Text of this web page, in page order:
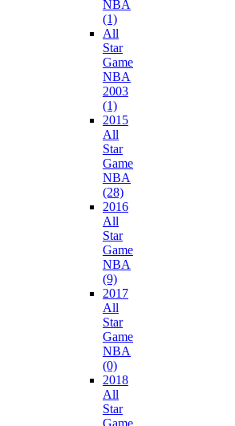
NBA
(1)
All
Star
Game
NBA
2003
(1)
2015
All
Star
Game
NBA
(28)
2016
All
Star
Game
NBA
(9)
2017
All
Star
Game
NBA
(0)
2018
All
Star
Game